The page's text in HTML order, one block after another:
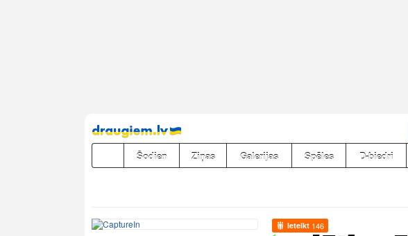
Pāriet
uz
saturu
Šodien Ziņas Galerijas Spēles D-biedri
Ieteikt 146